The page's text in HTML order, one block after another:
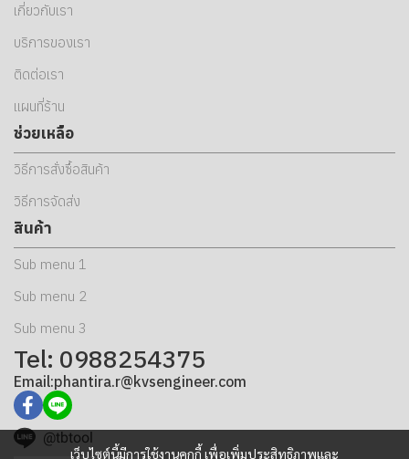
เว็บไซต์นี้มีการใช้งานคุกกี้ เพื่อเพิ่มประสิทธิภาพและ
เกี่ยวกับเรา
บริการของเรา
ติดต่อเรา
แผนที่ร้าน
ช่วยเหลือ
วิธีการสั่งซื้อสินค้า
วิธีการจัดส่ง
สินค้า
Sub menu 1
Sub menu 2
Sub menu 3
Tel: 0988254375
Email:phantira.r@kvsengineer.com
@tbtool